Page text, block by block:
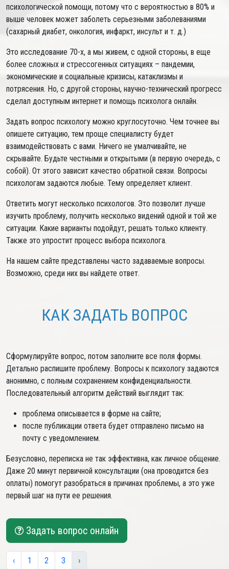
психологической помощи, потому что с вероятностью в 80% и
выше человек может заболеть серьезными заболеваниями
(сахарный диабет, онкология, инфаркт, инсульт и т. д.)
Это исследование 70-х, а мы живем, с одной стороны, в еще
более сложных и стрессогенных ситуациях – пандемии,
экономические и социальные кризисы, катаклизмы и
потрясения. Но, с другой стороны, научно-технический прогресс
сделал доступным интернет и помощь психолога онлайн.
Задать вопрос психологу можно круглосуточно. Чем точнее вы
опишете ситуацию, тем проще специалисту будет
взаимодействовать с вами. Ничего не умалчивайте, не
скрывайте. Будьте честными и открытыми (в первую очередь, с
собой). От этого зависит качество обратной связи. Вопросы
психологам задаются любые. Тему определяет клиент.
Ответить могут несколько психологов. Это позволит лучше
изучить проблему, получить несколько видений одной и той же
ситуации. Какие варианты подойдут, решать только клиенту.
Также это упростит процесс выбора психолога.
На нашем сайте представлены часто задаваемые вопросы.
Возможно, среди них вы найдете ответ.
КАК ЗАДАТЬ ВОПРОС
Сформулируйте вопрос, потом заполните все поля формы.
Детально распишите проблему. Вопросы к психологу задаются
анонимно, с полным сохранением конфиденциальности.
Последовательный алгоритм действий выглядит так:
проблема описывается в форме на сайте;
после публикации ответа будет отправлено письмо на
почту с уведомлением.
Безусловно, переписка не так эффективна, как личное общение.
Даже 20 минут первичной консультации (она проводится без
оплаты) помогут разобраться в причинах проблемы, а это уже
первый шаг на пути ее решения.
Задать вопрос онлайн
‹ 1 2 3 ›